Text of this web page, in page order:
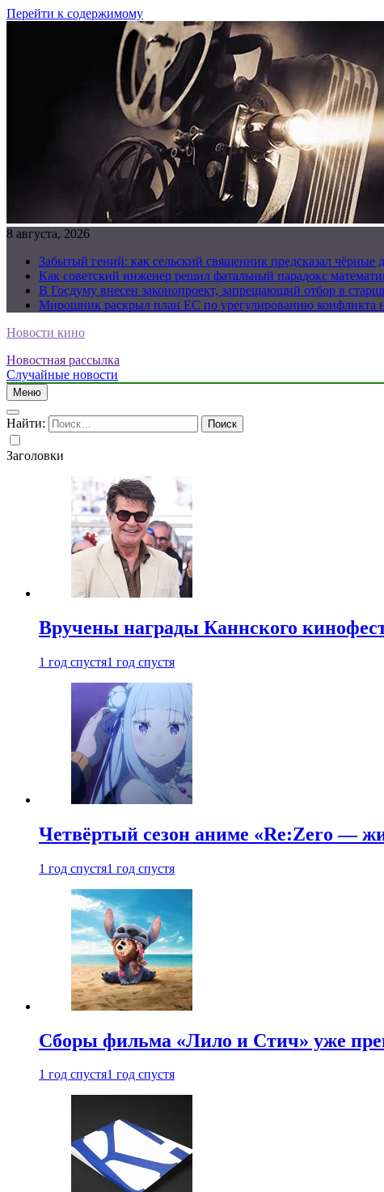
Перейти к содержимому
8 августа, 2026
Забытый гений: как сельский священник предсказал
Как советский инженер решил фатальный парадокс
В Госдуму внесен законопроект, запрещающий отбор в
Мирошник раскрыл план ЕС по урегулированию конфликта
Новости кино
Новостная рассылка
Случайные новости
Меню
Найти:
Заголовки
Вручены награды Каннского
1 год спустя1 год спустя
Четвёртый сезон аниме «Re:Zero —
1 год спустя1 год спустя
Сборы фильма «Лило и Стич» уже
1 год спустя1 год спустя